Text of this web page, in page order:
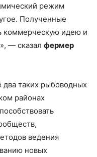
режим
Полученные
коммерческую идею и
— сказал фермер
два таких рыбоводных
районах
ведения
новых